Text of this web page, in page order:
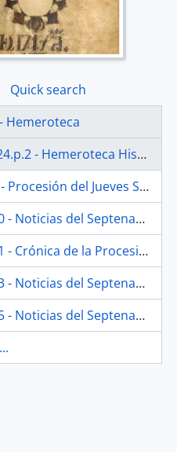
Quick search
Hemeroteca
- Hemeroteca Histórica. El Avisador Malagueño.
del Jueves Santo de 1849
Noticias del Septenario de 1862.
Crónica de la Procesión de 1862.
Noticias del Septenario de 1864.
Noticias del Septenario de 1866.